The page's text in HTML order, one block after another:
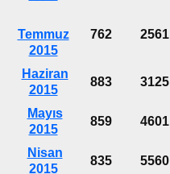
Temmuz
2015
762 2561
Haziran
2015
883 3125
Mayıs
2015
859 4601
Nisan
2015
835 5560